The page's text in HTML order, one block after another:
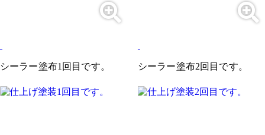
シーラー塗布1回目です。 シーラー塗布2回目です。